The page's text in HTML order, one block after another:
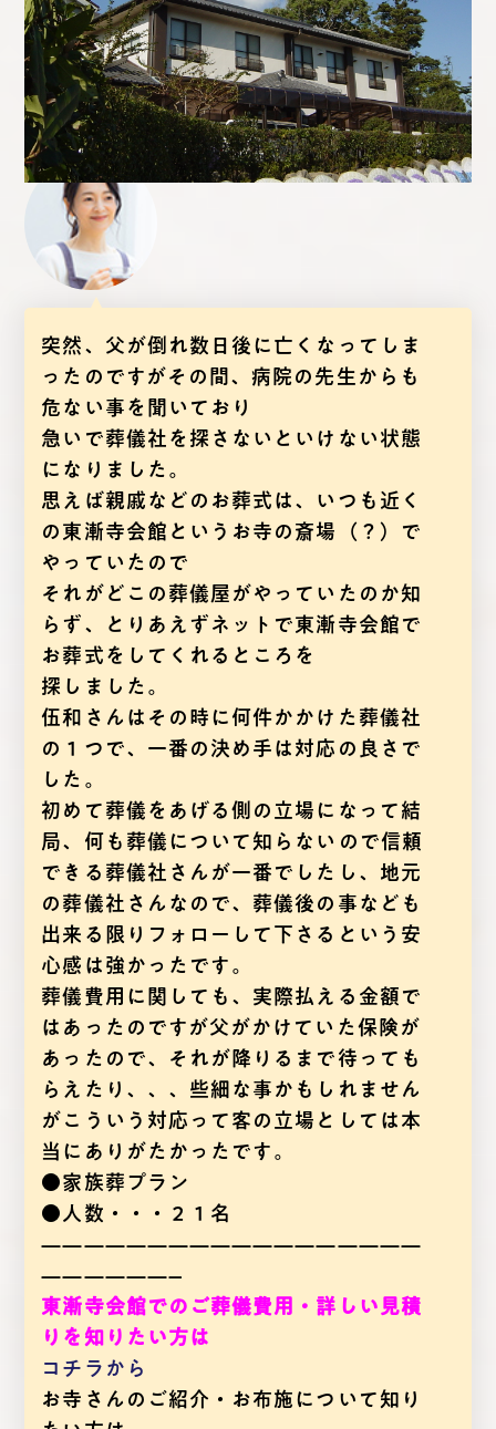
Q. 葬儀のご感想をお聞かせください
突然、父が倒れ数日後に亡くなってしま
ったのですがその間、病院の先生からも
危ない事を聞いており
急いで葬儀社を探さないといけない状態
になりました。
思えば親戚などのお葬式は、いつも近く
の東漸寺会館というお寺の斎場（？）で
やっていたので
それがどこの葬儀屋がやっていたのか知
らず、とりあえずネットで東漸寺会館で
お葬式をしてくれるところを
探しました。
伍和さんはその時に何件かかけた葬儀社
の１つで、一番の決め手は対応の良さで
した。
初めて葬儀をあげる側の立場になって結
局、何も葬儀について知らないので信頼
できる葬儀社さんが一番でしたし、地元
の葬儀社さんなので、葬儀後の事なども
出来る限りフォローして下さるという安
心感は強かったです。
葬儀費用に関しても、実際払える金額で
はあったのですが父がかけていた保険が
あったので、それが降りるまで待っても
らえたり、、、些細な事かもしれません
がこういう対応って客の立場としては本
当にありがたかったです。
●家族葬プラン
●人数・・・２１名
——————————————————
——————–
東漸寺会館でのご葬儀費用・詳しい見積
りを知りたい方は
コチラから
お寺さんのご紹介・お布施について知り